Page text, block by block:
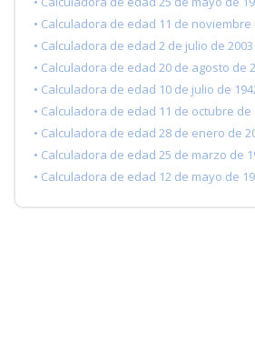
• Calculadora de edad 11 de noviembre
• Calculadora de edad 2 de julio de 2003
• Calculadora de edad 20 de agosto de
• Calculadora de edad 10 de julio de
• Calculadora de edad 11 de octubre de
• Calculadora de edad 28 de enero de
• Calculadora de edad 25 de marzo de
• Calculadora de edad 12 de mayo de